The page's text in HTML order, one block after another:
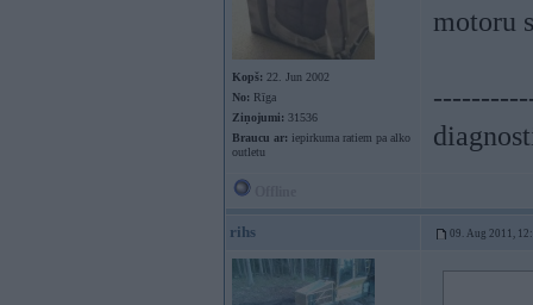
Kopš: 22. Jun 2002
No: Rīga
Ziņojumi: 31536
Braucu ar: iepirkuma ratiem pa alko
outletu
motoru
rihs 09. Aug 2011,